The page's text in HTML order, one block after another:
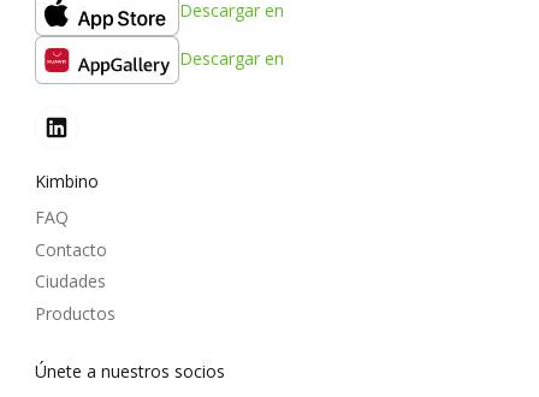
Descargar en
Descargar en
Kimbino
FAQ
Contacto
Ciudades
Productos
Únete a nuestros socios